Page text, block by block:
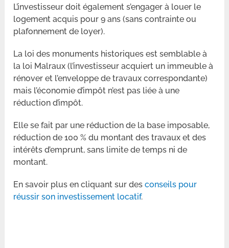
L’investisseur doit également s’engager à louer le
logement acquis pour 9 ans (sans contrainte ou
plafonnement de loyer).
La loi des monuments historiques est semblable à
la loi Malraux (l’investisseur acquiert un immeuble à
rénover et l’enveloppe de travaux correspondante)
mais l’économie d’impôt n’est pas liée à une
réduction d’impôt.
Elle se fait par une réduction de la base imposable,
réduction de 100 % du montant des travaux et des
intérêts d’emprunt, sans limite de temps ni de
montant.
En savoir plus en cliquant sur desconseils pour
réussir son investissement locatif.